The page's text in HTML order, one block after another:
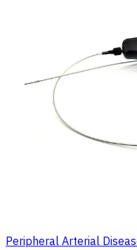
Peripheral Arterial